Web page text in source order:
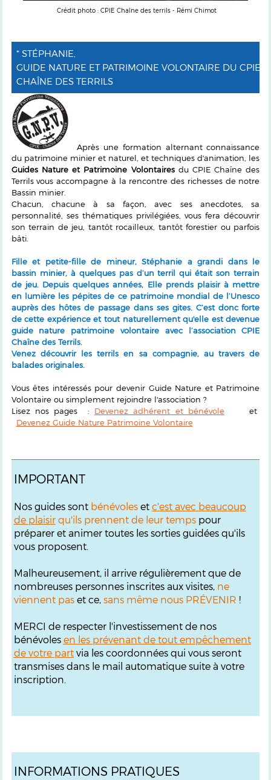
Crédit photo : CPIE Chaîne des terrils - Rémi Chimot
* STÉPHANIE,
GUIDE NATURE ET PATRIMOINE VOLONTAIRE DU CPIE
CHAÎNE DES TERRILS
Après une formation alternant connaissance
du patrimoine minier et naturel, et techniques d'animation, les
Guides Nature et Patrimoine Volontairesdu CPIE Chaîne des
Terrils vous accompagne à la rencontre des richesses de notre
Bassin minier.
Chacun, chacune à sa façon, avec ses anecdotes, sa
personnalité, ses thématiques privilégiées, vous fera découvrir
son terrain de jeu, tantôt rocailleux, tantôt forestier ou parfois
bâti.
Fille et petite-fille de mineur, Stéphanie a grandi dans le
bassin minier, à quelques pas d’un terril qui était son terrain
de jeu. Depuis quelques années, Elle prends plaisir à mettre
en lumière les pépites de ce patrimoine mondial de l’Unesco
auprès des hôtes de passage dans ses gites. C’est donc forte
de cette expérience et tout naturellement qu'elle est devenue
guide nature patrimoine volontaire avec l’association CPIE
Chaîne des Terrils.
Venez découvrir les terrils en sa compagnie, au travers de
balades originales.
Vous êtes intéressés pour devenir Guide Nature et Patrimoine
Volontaire ou simplement rejoindre l'association ?
Lisez nos pages : Devenez adhérent et bénévole et
Devenez Guide Nature Patrimoine Volontaire
IMPORTANT
Nos guides sont bénévoleset c'est avec beaucoup
de plaisirqu'ils prennent de leur tempspour
préparer et animer toutes les sorties guidées qu'ils
vous proposent.
Malheureusement, il arrive régulièrement que de
nombreuses personnes inscrites aux visites, ne
viennent paset ce, sans même nous PRÉVENIR !
MERCI de respecter l'investissement de nos
bénévoles en les prévenant de tout empêchement
de votre partvia les coordonnées qui vous seront
transmises dans le mail automatique suite à votre
inscription.
INFORMATIONS PRATIQUES